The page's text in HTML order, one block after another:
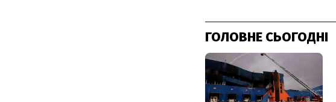
ГОЛОВНЕ СЬОГОДНІ